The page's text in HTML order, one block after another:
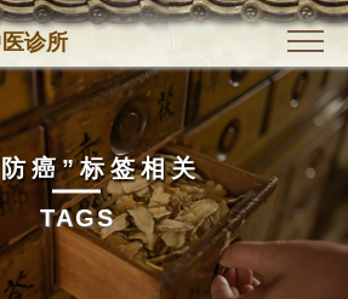
诊所
癌”标签相关
TAGS